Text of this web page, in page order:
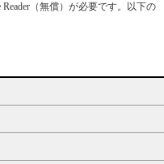
（無償）が必要です。以下の